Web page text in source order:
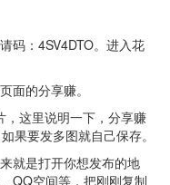
码：4SV4DTO。进入花
面的分享赚。
这里说明一下，分享赚
果要发多图就自己保存。
就是打开你想发布的地
QQ空间等，把刚刚复制